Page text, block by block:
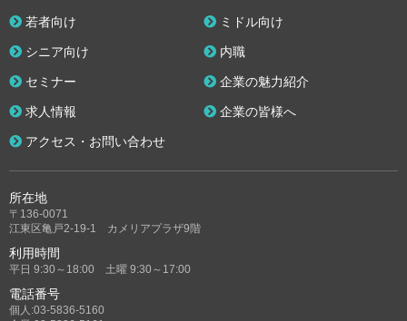
所在地
〒136-0071
江東区亀戸2-19-1 カメリアプラザ9階
利用時間
平日 9:30～18:00 土曜 9:30～17:00
電話番号
個人:03-5836-5160
若者向け ミドル向け
シニア向け 内職
セミナー 企業の魅力紹介
求人情報 企業の皆様へ
アクセス・お問い合わせ